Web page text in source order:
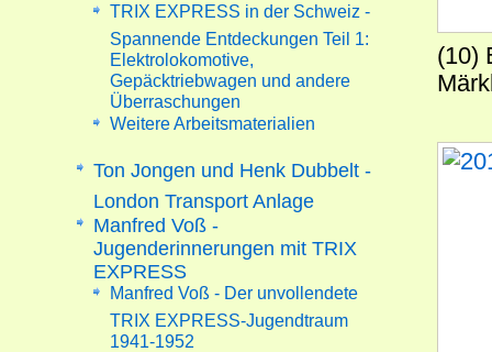
(10)
TRIX EXPRESS in der Schweiz -
Spannende Entdeckungen Teil 1:
Elektrolokomotive,
Gepäcktriebwagen und andere
Überraschungen
Weitere Arbeitsmaterialien
Ton Jongen und Henk Dubbelt -
London Transport Anlage
Manfred Voß -
Jugenderinnerungen mit TRIX
EXPRESS
Manfred Voß - Der unvollendete
TRIX EXPRESS-Jugendtraum
1941-1952